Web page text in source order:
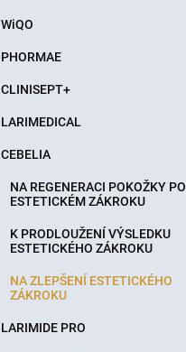
WiQO
PHORMAE
CLINISEPT+
LARIMEDICAL
CEBELIA
NA REGENERACI POKOŽKY PO
ESTETICKÉM ZÁKROKU
K PRODLOUŽENÍ VÝSLEDKU
ESTETICKÉHO ZÁKROKU
NA ZLEPŠENÍ ESTETICKÉHO
ZÁKROKU
LARIMIDE PRO